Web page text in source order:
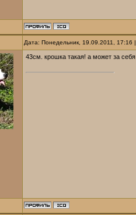
Дата: Понедельник, 19.09.2011,
43см. крошка такая! а может за себя